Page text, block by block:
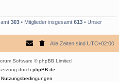
303 • Mitglieder insgesamt 613 • Unser
Alle Zeiten sind UTC+02:00
Software © phpBB Limited
durch phpBB.de
Nutzungsbedingungen